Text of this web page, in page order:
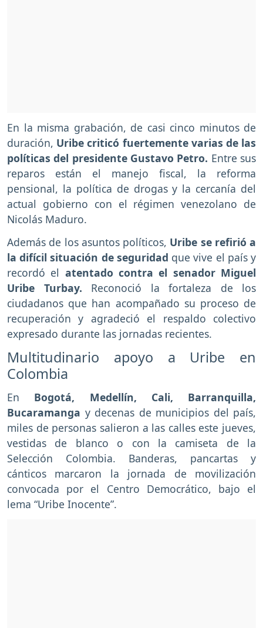
En la misma grabación, de casi cinco minutos de
duración, Uribe criticó fuertemente varias de las
políticas del presidente Gustavo Petro. Entre sus
reparos están el manejo fiscal, la reforma
pensional, la política de drogas y la cercanía del
actual gobierno con el régimen venezolano de
Nicolás Maduro.
Además de los asuntos políticos, Uribe se refirió a
la difícil situación de seguridad que vive el país y
recordó el atentado contra el senador Miguel
Uribe Turbay. Reconoció la fortaleza de los
ciudadanos que han acompañado su proceso de
recuperación y agradeció el respaldo colectivo
expresado durante las jornadas recientes.
Multitudinario apoyo a Uribe en
Colombia
En Bogotá, Medellín, Cali, Barranquilla,
Bucaramanga y decenas de municipios del país,
miles de personas salieron a las calles este jueves,
vestidas de blanco o con la camiseta de la
Selección Colombia. Banderas, pancartas y
cánticos marcaron la jornada de movilización
convocada por el Centro Democrático, bajo el
lema “Uribe Inocente”.